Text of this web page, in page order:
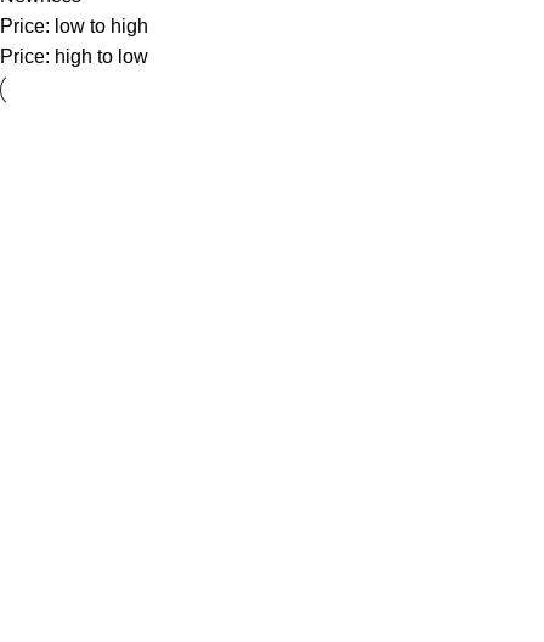
Price: low to high
Price: high to low